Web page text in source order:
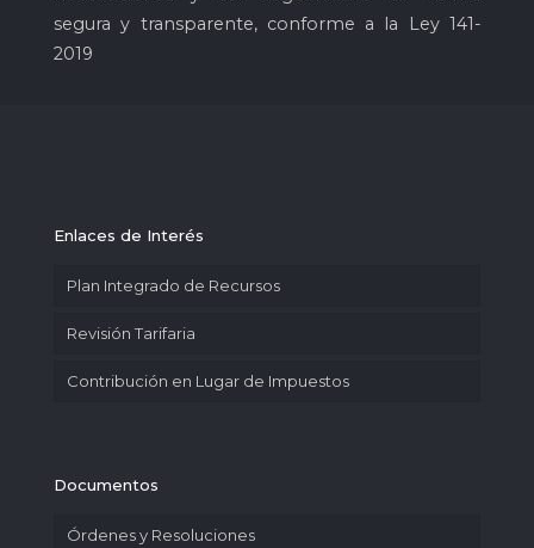
segura y transparente, conforme a la Ley 141-
2019
Enlaces de Interés
Plan Integrado de Recursos
Revisión Tarifaria
Contribución en Lugar de Impuestos
Documentos
Órdenes y Resoluciones